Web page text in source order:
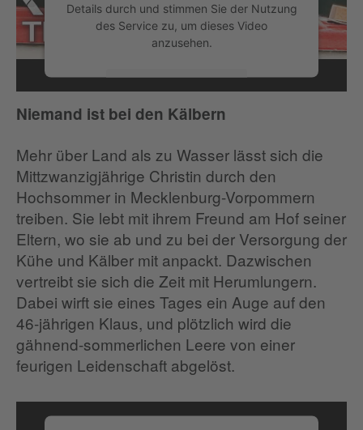
Details durch und stimmen Sie der Nutzung
des Service zu, um dieses Video
anzusehen.
Niemand ist bei den Kälbern
Mehr über Land als zu Wasser lässt sich die
Mittzwanzigjährige Christin durch den
Hochsommer in Mecklenburg-Vorpommern
treiben. Sie lebt mit ihrem Freund am Hof seiner
Eltern, wo sie ab und zu bei der Versorgung der
Kühe und Kälber mit anpackt. Dazwischen
vertreibt sie sich die Zeit mit Herumlungern.
Dabei wirft sie eines Tages ein Auge auf den
46-jährigen Klaus, und plötzlich wird die
gähnend-sommerlichen Leere von einer
feurigen Leidenschaft abgelöst.